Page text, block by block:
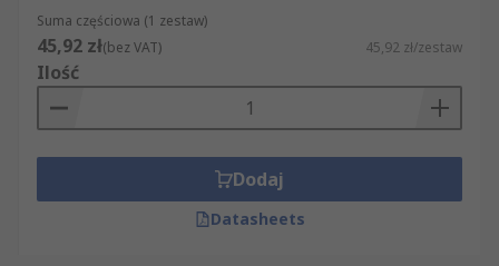
Suma częściowa (1 zestaw)
45,92 zł(bez VAT) 45,92 zł/zestaw
Ilość
Dodaj
Datasheets